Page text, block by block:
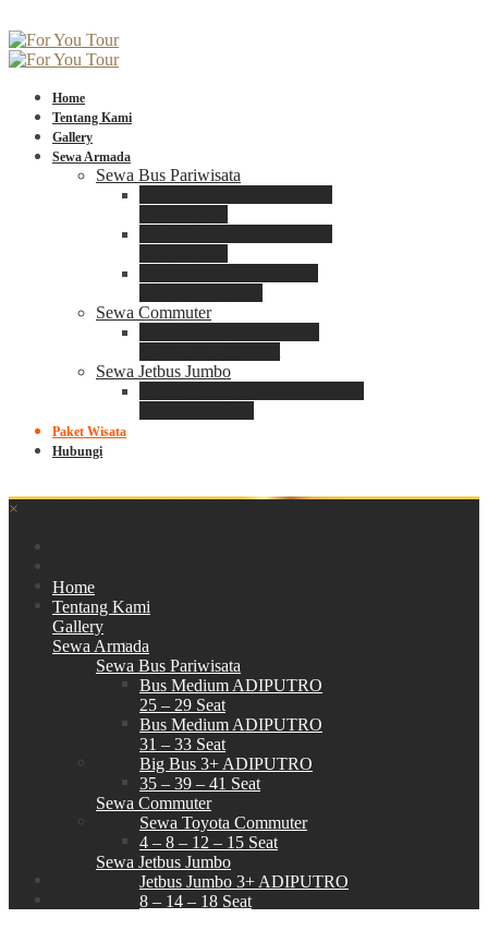
Home
Tentang Kami
Gallery
Sewa Armada
Sewa Bus Pariwisata
Sewa Commuter
Sewa Jetbus Jumbo
Paket Wisata
Hubungi
×
Home
Tentang Kami
Gallery
Sewa Armada
Sewa Bus Pariwisata
Bus Medium ADIPUTRO
25 – 29 Seat
Bus Medium ADIPUTRO
31 – 33 Seat
Big Bus 3+ ADIPUTRO
35 – 39 – 41 Seat
Sewa Commuter
Sewa Toyota Commuter
4 – 8 – 12 – 15 Seat
Sewa Jetbus Jumbo
Jetbus Jumbo 3+ ADIPUTRO
8 – 14 – 18 Seat